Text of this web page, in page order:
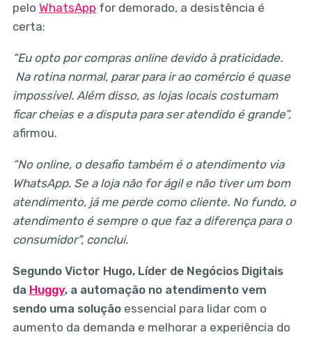
pelo WhatsApp for demorado, a desistência é
certa:
“Eu opto por compras online devido à praticidade.
Na rotina normal, parar para ir ao comércio é quase
impossível. Além disso, as lojas locais costumam
ficar cheias e a disputa para ser atendido é grande”,
afirmou.
“No online, o desafio também é o atendimento via
WhatsApp. Se a loja não for ágil e não tiver um bom
atendimento, já me perde como cliente. No fundo, o
atendimento é sempre o que faz a diferença para o
consumidor”, conclui.
Segundo Victor Hugo, Líder de Negócios Digitais
da Huggy, a automação no atendimento vem
sendo uma soluçãoessencial para lidar com o
aumento da demanda e melhorar a experiência do